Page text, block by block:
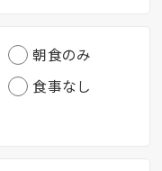
朝食のみ
食事なし